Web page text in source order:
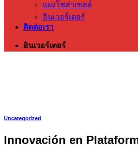
แผงโซล่าเซลล์
อินเวอร์เตอร์
ติดต่อเรา
อินเวอร์เตอร์
Uncategorized
Innovación en